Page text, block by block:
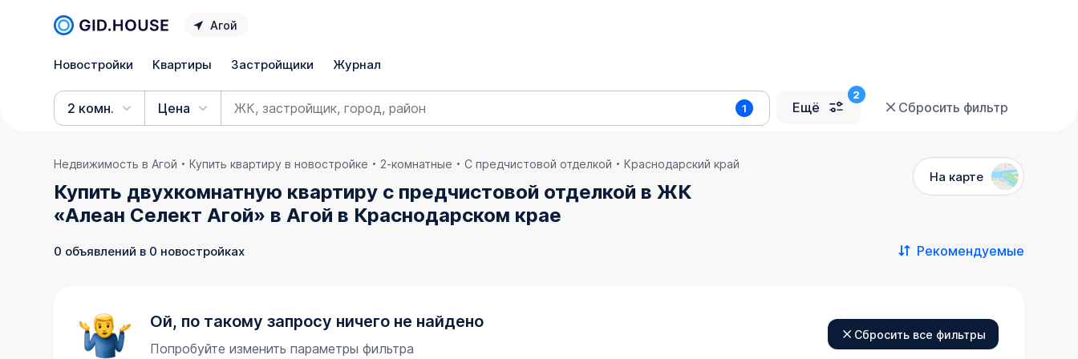
Агой
Новостройки Квартиры Застройщики Журнал
2 комн. Цена 1 Ещё Сбросить фильтр
Недвижимость в Агой Купить квартиру в новостройке 2-комнатные С предчистовой отделкой Краснодарский край
Купить двухкомнатную квартиру с предчистовой отделкой в ЖК
«Алеан Селект Агой» в Агой в Краснодарском крае
На карте
0 объявлений в 0 новостройках Рекомендуемые
Ой, по такому запросу ничего не найдено
Попробуйте изменить параметры фильтра
Сбросить все фильтры